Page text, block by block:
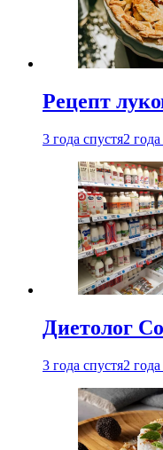
Рецепт
3 года спустя2
Диетолог
3 года спустя2